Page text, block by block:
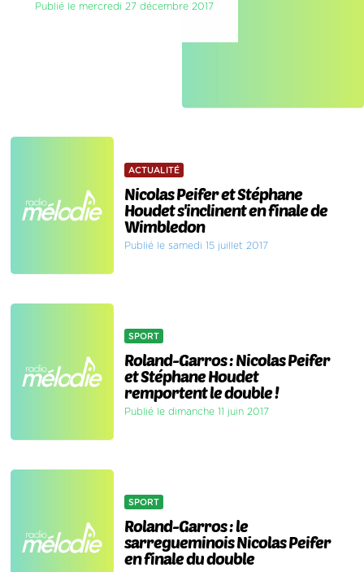
Publié le mercredi 27 décembre 2017
ACTUALITÉ
Nicolas Peifer et Stéphane
Houdet s'inclinent en finale de
Wimbledon
Publié le samedi 15 juillet 2017
SPORT
Roland-Garros : Nicolas Peifer
et Stéphane Houdet
remportent le double !
Publié le dimanche 11 juin 2017
SPORT
Roland-Garros : le
sarregueminois Nicolas Peifer
en finale du double